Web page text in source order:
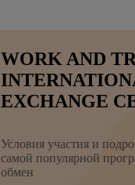
WORK AND
EXCHANGE
Условия участия и
самой популярной
обмен